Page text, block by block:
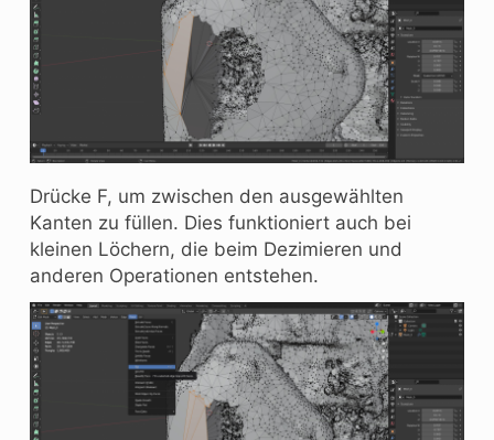
Drücke F, um zwischen den ausgewählten
Kanten zu füllen. Dies funktioniert auch bei
kleinen Löchern, die beim Dezimieren und
anderen Operationen entstehen.